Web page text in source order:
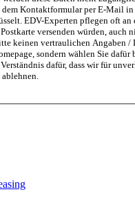
dem Kontaktformular per E-Mail in
EDV-Experten pflegen oft an
versenden würden, auch
keinen vertraulichen Angaben /
sondern wählen Sie dafür
dafür, dass wir für